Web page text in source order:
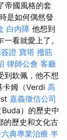
帝國風格的套
是如何偶然發
白內障 他想到
看就愛上了。
證 寶塔 撥筋
律師公會 客廳
到欽佩，他不想
卡姆（Verdi 高
嘉義徵信公司
）的歷史中
的歷史和文化古
六典專業治療 半